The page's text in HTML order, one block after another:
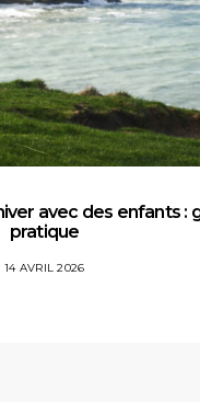
avec des enfants :
pratique
14 AVRIL 2026